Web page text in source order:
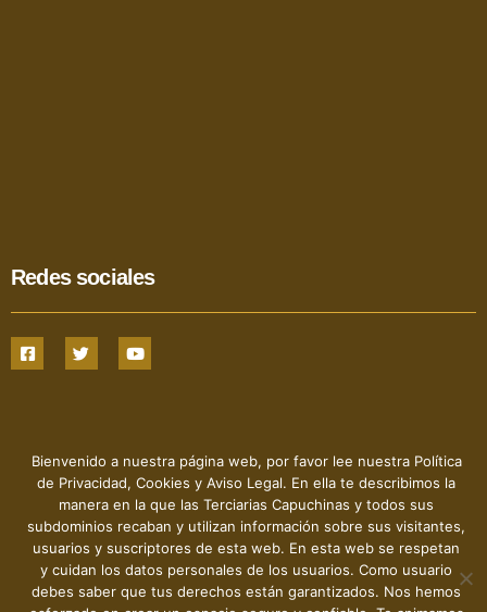
Redes sociales
Hermanas Terciarias Capuchinas de la Sagrada Familia - 2022
- © Todos los derechos reservados
Bienvenido a nuestra página web, por favor lee nuestra Política
de Privacidad, Cookies y Aviso Legal. En ella te describimos la
manera en la que las Terciarias Capuchinas y todos sus
subdominios recaban y utilizan información sobre sus visitantes,
usuarios y suscriptores de esta web. En esta web se respetan
y cuidan los datos personales de los usuarios. Como usuario
debes saber que tus derechos están garantizados. Nos hemos